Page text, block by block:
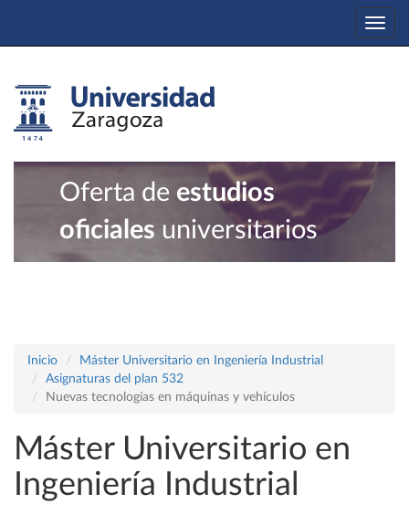
Oferta de estudios
oficiales universitarios
Inicio
Máster Universitario en Ingeniería Industrial
Asignaturas del plan 532
Nuevas tecnologías en máquinas y vehículos
Máster Universitario en
Ingeniería Industrial